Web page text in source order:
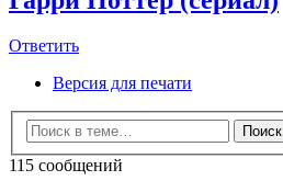
Ответить
Версия для печати
Поиск
115 сообщений